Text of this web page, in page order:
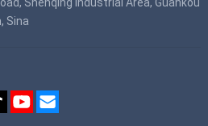
Shenqing Industrial Area, Guankou
Sina